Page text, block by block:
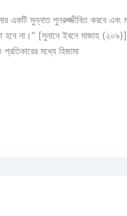
সুন্নাত পুনরুজ্জীবিত করবে এবং
না।” [সুনানে ইবনে মাজাহ (২০৯)]
মধ্যে হিজামা